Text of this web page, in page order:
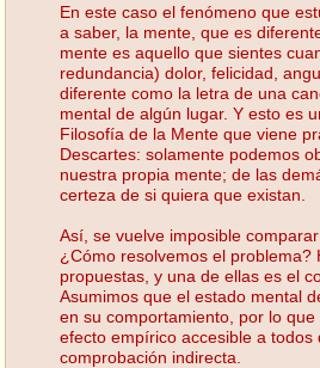
En este caso el fenómeno que
a saber, la mente, que es
mente es aquello que sientes
redundancia) dolor, felicidad,
diferente como la letra de una
mental de algún lugar. Y esto es
Filosofía de la Mente que viene
Descartes: solamente podemos
nuestra propia mente; de las
certeza de si quiera que existan.
Así, se vuelve imposible
¿Cómo resolvemos el problema?
propuestas, y una de ellas es el
Asumimos que el estado mental
en su comportamiento, por lo que
efecto empírico accesible a todos
comprobación indirecta.